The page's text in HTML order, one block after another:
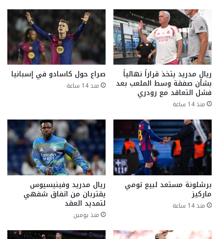
ريال مدريد يتخذ قراراً نهائياً
بشأن صفقة وسط الملعب بعد
فشل التعاقد مع رودري
منذ 14 ساعة
صراع حول كاسادو في إسبانيا
منذ 14 ساعة
برشلونة مستعد لبيع تومي
ماركيز
منذ 14 ساعة
ريال مدريد وفينيسيوس
يقتربان من اتفاق شفهي
لتمديد العقد
منذ يومين